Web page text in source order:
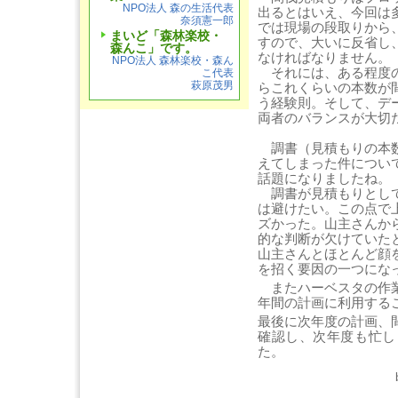
出るとはいえ、今回は
では現場の段取りから
すので、大いに反省し
なければなりません。
それには、ある程度
らこれくらいの本数が
う経験則。そして、
両者のバランスが大切
調書（見積もりの本
えてしまった件につ
話題になりましたね。
調書が見積もりとし
は避けたい。この点で
ズかった。山主さんか
的な判断が欠けていた
山主さんとほとんど顔
を招く要因の一つにな
またハーベスタの作
年間の計画に利用する
最後に次年度の計画、
確認し、次年度も忙
た。
NPO法人 森の生活代表
奈須憲一郎
まいど「森林楽校・
森んこ」です。
NPO法人 森林楽校・森ん
こ代表
萩原茂男